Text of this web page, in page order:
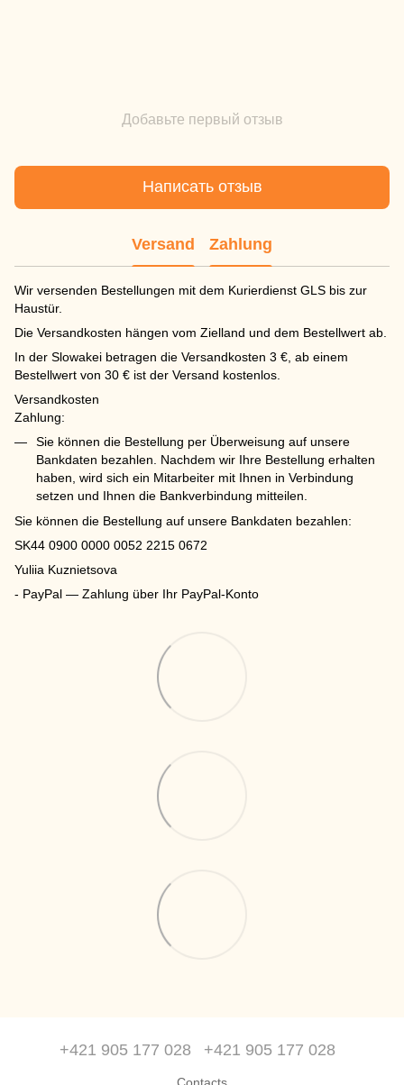
Добавьте первый отзыв
Написать отзыв
Versand Zahlung
Wir versenden Bestellungen mit dem Kurierdienst GLS bis zur
Haustür.
Die Versandkosten hängen vom Zielland und dem Bestellwert ab.
In der Slowakei betragen die Versandkosten 3 €, ab einem
Bestellwert von 30 € ist der Versand kostenlos.
Versandkosten
Zahlung:
Sie können die Bestellung per Überweisung auf unsere
Bankdaten bezahlen. Nachdem wir Ihre Bestellung erhalten
haben, wird sich ein Mitarbeiter mit Ihnen in Verbindung
setzen und Ihnen die Bankverbindung mitteilen.
Sie können die Bestellung auf unsere Bankdaten bezahlen:
SK44 0900 0000 0052 2215 0672
Yuliia Kuznietsova
- PayPal — Zahlung über Ihr PayPal-Konto
+421 905 177 028 +421 905 177 028